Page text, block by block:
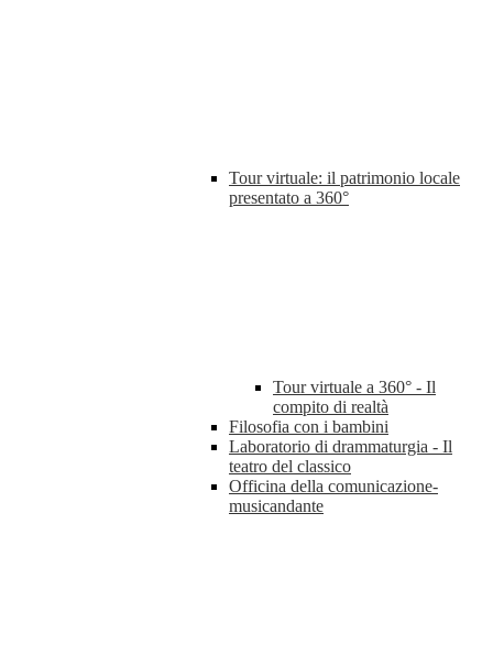
Tour virtuale: il patrimonio locale
presentato a 360°
Tour virtuale a 360° - Il
compito di realtà
Filosofia con i bambini
Laboratorio di drammaturgia - Il
teatro del classico
Officina della comunicazione-
musicandante